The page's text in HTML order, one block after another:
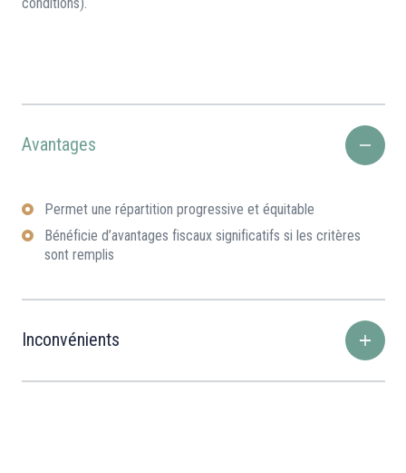
Avantages
Permet une répartition progressive et équitable
Bénéficie d’avantages fiscaux significatifs si les critères
sont remplis
Inconvénients